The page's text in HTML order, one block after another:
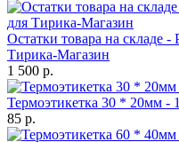
Остатки товара на складе
Тирика-Магазин
1 500 р.
Термоэтикетка 30 * 20мм -
85 р.